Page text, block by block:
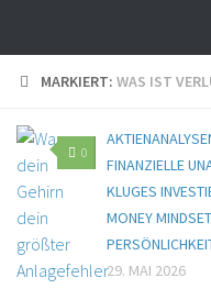
MARKIERT: WAS IST
0
FINANZIELLE
KLUGES
MONEY MINDSET
29. MAI 2026